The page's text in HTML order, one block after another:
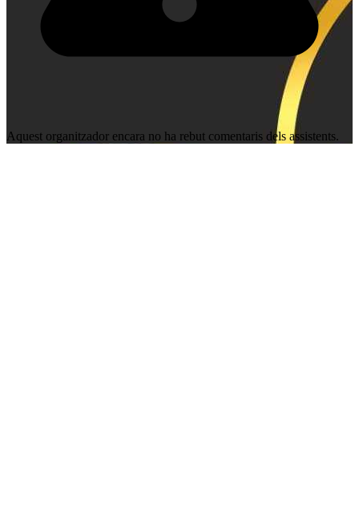
Aquest organitzador encara no ha rebut comentaris dels assistents.